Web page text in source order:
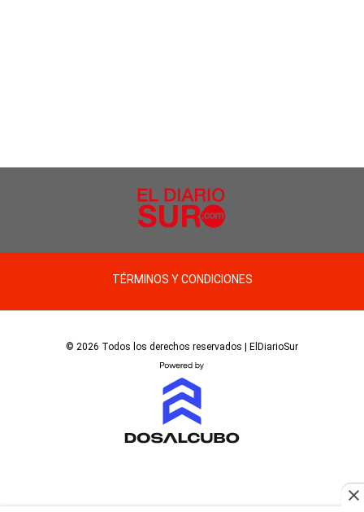
TÉRMINOS Y CONDICIONES
© 2026 Todos los derechos reservados | ElDiarioSur